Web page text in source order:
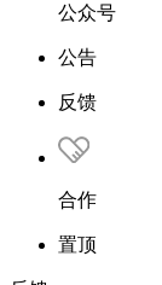
公众号
公告
反馈
合作
置顶